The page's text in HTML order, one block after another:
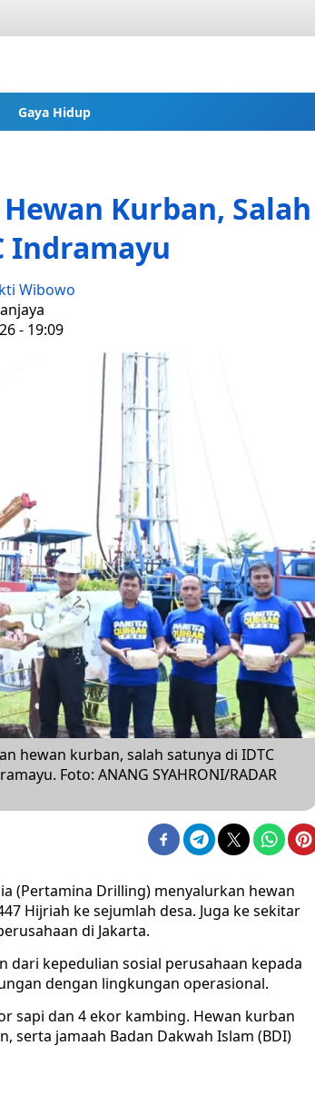
Gaya Hidup
Kurban, Salah
Indramayu
Wibowo
- 19:09
hewan kurban, salah satunya di IDTC
Foto: ANANG SYAHRONI/RADAR
(Pertamina Drilling) menyalurkan hewan
Hijriah ke sejumlah desa. Juga ke sekitar
di Jakarta.
kepedulian sosial perusahaan kepada
dengan lingkungan operasional.
sapi dan 4 ekor kambing. Hewan kurban
serta jamaah Badan Dakwah Islam (BDI)